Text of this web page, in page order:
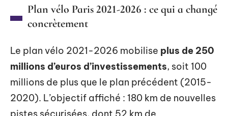
Plan vélo Paris 2021-2026 : ce qui a changé
concrètement
Le plan vélo 2021-2026 mobilise plus de 250
millions d’euros d’investissements, soit 100
millions de plus que le plan précédent (2015-
2020). L’objectif affiché : 180 km de nouvelles
pistes sécurisées, dont 52 km de